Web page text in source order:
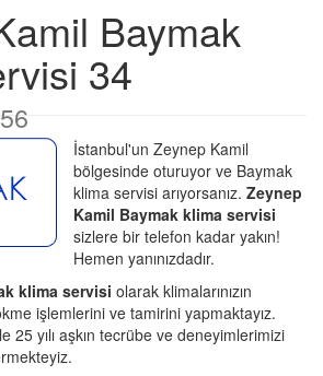
Baymak
34
İstanbul'un Zeynep Kamil
bölgesinde oturuyor ve Baymak
klima servisi arıyorsanız. Zeynep
Kamil Baymak klima servisi
sizlere bir telefon kadar yakın!
Hemen yanınızdadır.
klima servisi olarak klimalarınızın
işlemlerini ve tamirini yapmaktayız.
25 yılı aşkın tecrübe ve deneyimlerimizi